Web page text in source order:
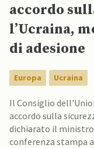
accordo
l’Ucraina,
di adesione
Europa Ucraina
Il Consiglio
accordo sulla
dichiarato il ministro
conferenza stampa